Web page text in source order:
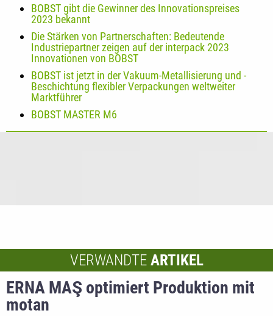
BOBST gibt die Gewinner des Innovationspreises
2023 bekannt
Die Stärken von Partnerschaften: Bedeutende
Industriepartner zeigen auf der interpack 2023
Innovationen von BOBST
BOBST ist jetzt in der Vakuum-Metallisierung und -
Beschichtung flexibler Verpackungen weltweiter
Marktführer
BOBST MASTER M6
VERWANDTE ARTIKEL
ERNA MAŞ optimiert Produktion mit
motan